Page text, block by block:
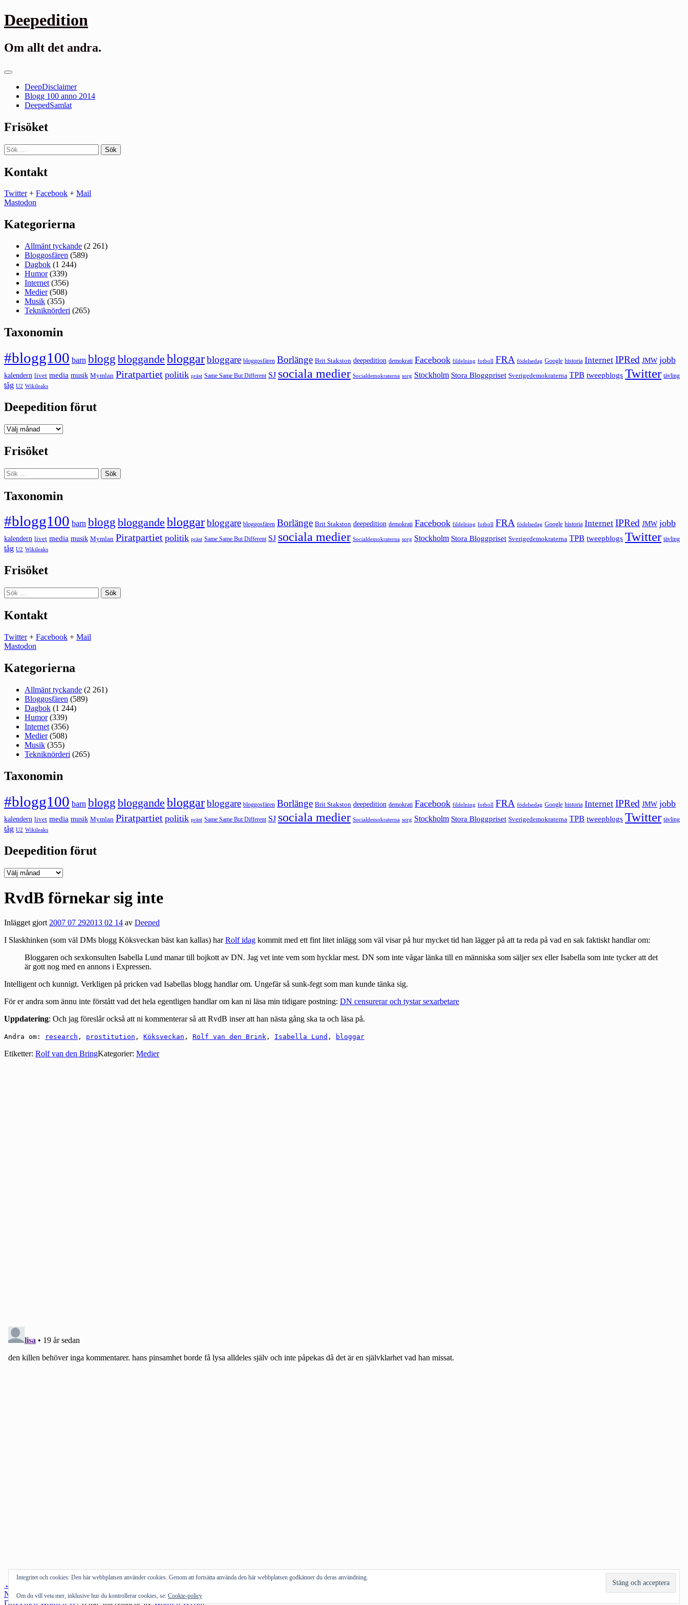
Gå
till
Deepedition
Om allt det andra.
Primär
DeepDisclaimer
Blogg 100 anno 2014
DeepedSamlat
Frisöket
Sök
efter:
Kontakt
Twitter+ Facebook + Mail
Mastodon
Kategorierna
Allmänt tyckande (2 261)
Bloggosfären (589)
Dagbok (1 244)
Humor(339)
Internet (356)
Medier(508)
Musik (355)
Tekniknörderi (265)
Taxonomin
#blogg100 barn blogg bloggande bloggarbloggare bloggosfären Borlänge Brit Stakston deepedition demokrati Facebook fildelning fotboll FRA födelsedag Google historia Internet IPRed JMW jobb
kalendern livet media musik Mymlan Piratpartiet politik präst Same Same But Different SJ sociala medier Socialdemokraterna sorg Stockholm Stora Bloggpriset Sverigedemokraterna TPB tweepblogs Twitter tävling
tåg U2 Wikileaks
Deepedition förut
Deepedition
Frisöket
Sök
efter:
Taxonomin
#blogg100 barn blogg bloggande bloggarbloggare bloggosfären Borlänge Brit Stakston deepedition demokrati Facebook fildelning fotboll FRA födelsedag Google historia Internet IPRed JMW jobb
kalendern livet media musik Mymlan Piratpartiet politik präst Same Same But Different SJ sociala medier Socialdemokraterna sorg Stockholm Stora Bloggpriset Sverigedemokraterna TPB tweepblogs Twitter tävling
tåg U2 Wikileaks
Frisöket
Sök
efter:
Kontakt
Twitter+ Facebook + Mail
Mastodon
Kategorierna
Allmänt tyckande (2 261)
Bloggosfären (589)
Dagbok (1 244)
Humor(339)
Internet (356)
Medier(508)
Musik (355)
Tekniknörderi (265)
Taxonomin
#blogg100 barn blogg bloggande bloggarbloggare bloggosfären Borlänge Brit Stakston deepedition demokrati Facebook fildelning fotboll FRA födelsedag Google historia Internet IPRed JMW jobb
kalendern livet media musik Mymlan Piratpartiet politik präst Same Same But Different SJ sociala medier Socialdemokraterna sorg Stockholm Stora Bloggpriset Sverigedemokraterna TPB tweepblogs Twitter tävling
tåg U2 Wikileaks
Deepedition förut
Deepedition
RvdB förnekar sig inte
Inlägget gjort2007 07 292013 02 14 av Deeped
I Slaskhinken (som väl DMs blogg Köksveckan bäst kan kallas) harRolf idag kommit med ett fint litet inlägg som väl visar på hur mycket tid han lägger på att ta reda på vad en sak faktiskt handlar om:
Bloggaren och sexkonsulten Isabella Lund manar till bojkott av DN. Jag vet inte vem som hycklar mest. DN som inte vågar länka till en människa som säljer sex eller Isabella som inte tycker att det
är gott nog med en annons i Expressen.
Intelligent och kunnigt. Verkligen på pricken vad Isabellas blogg handlar om. Ungefär så sunk-fegt som man kunde tänka sig.
För er andra som ännu inte förstått vad det hela egentligen handlar om kan ni läsa min tidigare postning: DN censurerar och tystar sexarbetare
Uppdatering: Och jag föreslår också att ni kommenterar så att RvdB inser att han nästa gång ska ta och läsa på.
Andra om: research , prostitution , Köksveckan , Rolf van den Brink , Isabella Lund , bloggar
Etiketter: Rolf van den BringKategorier: Medier
Inläggsnavigering
←
Nästa inlägg→
Integritet och cookies: Den här webbplatsen använder cookies. Genom att fortsätta använda den här webbplatsen godkänner du deras användning.
Om du vill veta mer, inklusive hur du kontrollerar cookies, se: Cookie-policy